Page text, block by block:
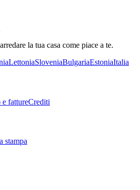
la tua casa come piace a te.
LettoniaSloveniaBulgariaEstoniaItalia
e fattureCrediti
stampa